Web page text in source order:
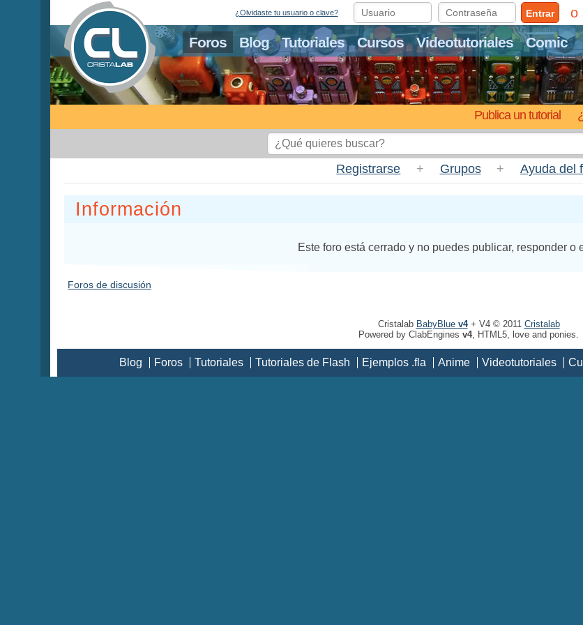
Foros Blog Tutoriales Cursos Videotutoriales Comic
Publica un tutorial
¿Olvidaste tu usuario o clave? Entrar
Registrarse + Grupos + Ayuda del
Información
Este foro está cerrado y no puedes publicar, responder o
Foros de discusión
Cristalab BabyBlue v4+ V4 © 2011 Cristalab
Powered by ClabEngines v4, HTML5, love and ponies.
Blog Foros Tutoriales Tutoriales de Flash Ejemplos .fla Anime Videotutoriales